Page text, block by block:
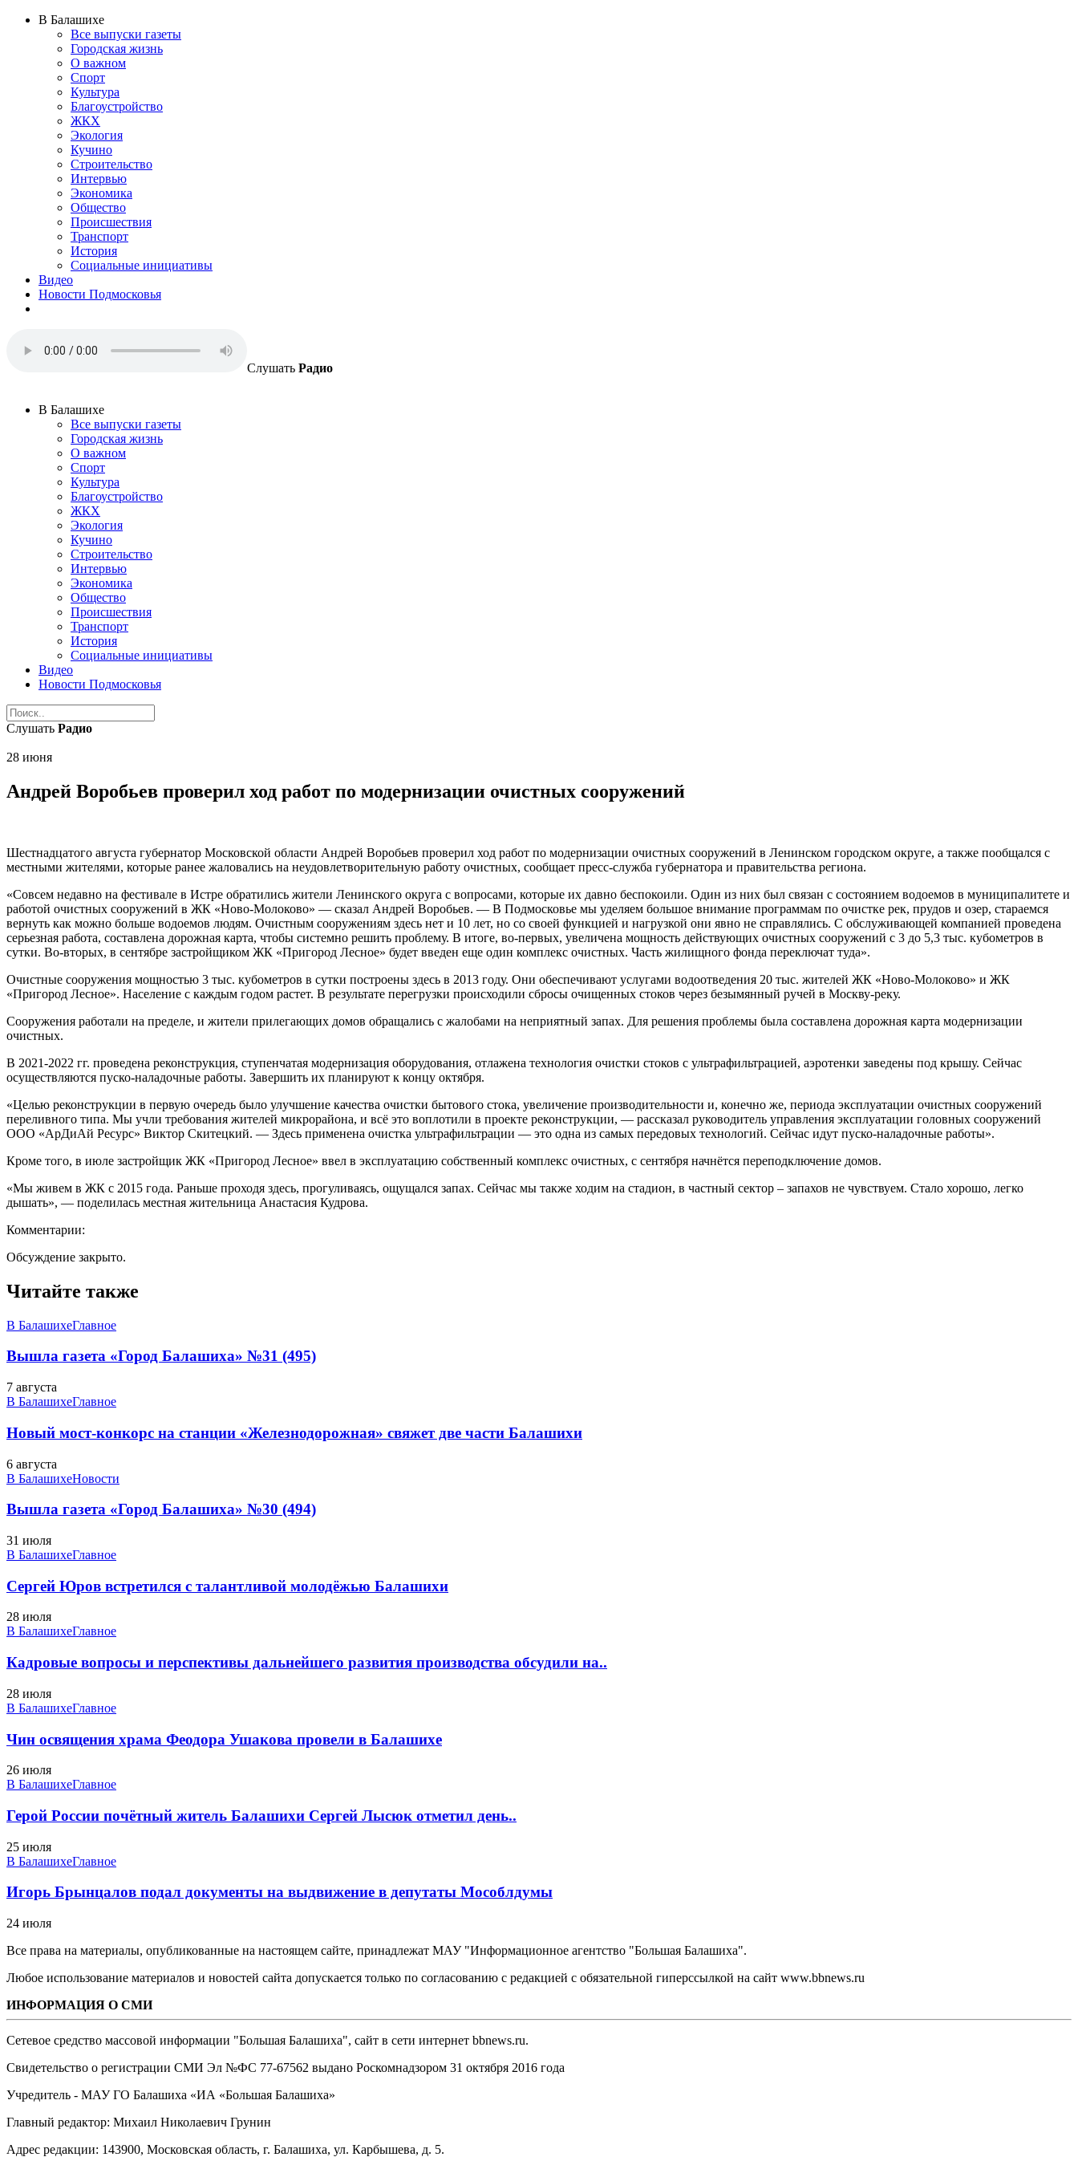
В Балашихе
Все выпуски газеты
Городская жизнь
О важном
Спорт
Культура
Благоустройство
ЖКХ
Экология
Кучино
Строительство
Интервью
Экономика
Общество
Происшествия
Транспорт
История
Социальные инициативы
Видео
Новости Подмосковья
Слушать Радио
В Балашихе
Все выпуски газеты
Городская жизнь
О важном
Спорт
Культура
Благоустройство
ЖКХ
Экология
Кучино
Строительство
Интервью
Экономика
Общество
Происшествия
Транспорт
История
Социальные инициативы
Видео
Новости Подмосковья
Слушать Радио
28 июня
Андрей Воробьев проверил ход работ по модернизации очистных сооружений
Шестнадцатого августа губернатор Московской области Андрей Воробьев проверил ход работ по модернизации очистных сооружений в Ленинском городском округе, а также пообщался с
местными жителями, которые ранее жаловались на неудовлетворительную работу очистных, сообщает пресс-служба губернатора и правительства региона.
«Совсем недавно на фестивале в Истре обратились жители Ленинского округа с вопросами, которые их давно беспокоили. Один из них был связан с состоянием водоемов в муниципалитете и
работой очистных сооружений в ЖК «Ново-Молоково» — сказал Андрей Воробьев. — В Подмосковье мы уделяем большое внимание программам по очистке рек, прудов и озер, стараемся
вернуть как можно больше водоемов людям. Очистным сооружениям здесь нет и 10 лет, но со своей функцией и нагрузкой они явно не справлялись. С обслуживающей компанией проведена
серьезная работа, составлена дорожная карта, чтобы системно решить проблему. В итоге, во-первых, увеличена мощность действующих очистных сооружений с 3 до 5,3 тыс. кубометров в
сутки. Во-вторых, в сентябре застройщиком ЖК «Пригород Лесное» будет введен еще один комплекс очистных. Часть жилищного фонда переключат туда».
Очистные сооружения мощностью 3 тыс. кубометров в сутки построены здесь в 2013 году. Они обеспечивают услугами водоотведения 20 тыс. жителей ЖК «Ново-Молоково» и ЖК
«Пригород Лесное». Население с каждым годом растет. В результате перегрузки происходили сбросы очищенных стоков через безымянный ручей в Москву-реку.
Сооружения работали на пределе, и жители прилегающих домов обращались с жалобами на неприятный запах. Для решения проблемы была составлена дорожная карта модернизации
очистных.
В 2021-2022 гг. проведена реконструкция, ступенчатая модернизация оборудования, отлажена технология очистки стоков с ультрафильтрацией, аэротенки заведены под крышу. Сейчас
осуществляются пуско-наладочные работы. Завершить их планируют к концу октября.
«Целью реконструкции в первую очередь было улучшение качества очистки бытового стока, увеличение производительности и, конечно же, периода эксплуатации очистных сооружений
переливного типа. Мы учли требования жителей микрорайона, и всё это воплотили в проекте реконструкции, — рассказал руководитель управления эксплуатации головных сооружений
ООО «АрДиАй Ресурс» Виктор Скитецкий. — Здесь применена очистка ультрафильтрации — это одна из самых передовых технологий. Сейчас идут пуско-наладочные работы».
Кроме того, в июле застройщик ЖК «Пригород Лесное» ввел в эксплуатацию собственный комплекс очистных, с сентября начнётся переподключение домов.
«Мы живем в ЖК с 2015 года. Раньше проходя здесь, прогуливаясь, ощущался запах. Сейчас мы также ходим на стадион, в частный сектор – запахов не чувствуем. Стало хорошо, легко
дышать», — поделилась местная жительница Анастасия Кудрова.
Комментарии:
Обсуждение закрыто.
Читайте также
В БалашихеГлавное
Вышла газета «Город Балашиха» №31 (495)
7 августа
В БалашихеГлавное
Новый мост-конкорс на станции «Железнодорожная» свяжет две части Балашихи
6 августа
В БалашихеНовости
Вышла газета «Город Балашиха» №30 (494)
31 июля
В БалашихеГлавное
Сергей Юров встретился с талантливой молодёжью Балашихи
28 июля
В БалашихеГлавное
Кадровые вопросы и перспективы дальнейшего развития производства обсудили на..
28 июля
В БалашихеГлавное
Чин освящения храма Феодора Ушакова провели в Балашихе
26 июля
В БалашихеГлавное
Герой России почётный житель Балашихи Сергей Лысюк отметил день..
25 июля
В БалашихеГлавное
Игорь Брынцалов подал документы на выдвижение в депутаты Мособлдумы
24 июля
Все права на материалы, опубликованные на настоящем сайте, принадлежат МАУ "Информационное агентство "Большая Балашиха".
Любое использование материалов и новостей сайта допускается только по согласованию с редакцией с обязательной гиперссылкой на сайт www.bbnews.ru
ИНФОРМАЦИЯ О СМИ
Сетевое средство массовой информации "Большая Балашиха", сайт в сети интернет bbnews.ru.
Свидетельство о регистрации СМИ Эл №ФС ‎77-67562 выдано Роскомнадзором 31 октября 2016 года
Учредитель - МАУ ГО Балашиха «ИА «Большая Балашиха»
Главный редактор: Михаил Николаевич Грунин
Адрес редакции: 143900, Московская область, г. Балашиха, ул. Карбышева, д. 5.